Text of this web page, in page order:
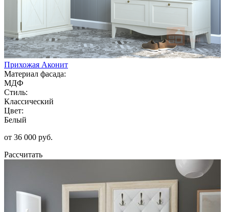
Прихожая Аконит
Материал фасада:
МДФ
Стиль:
Классический
Цвет:
Белый
от 36 000 руб.
Рассчитать